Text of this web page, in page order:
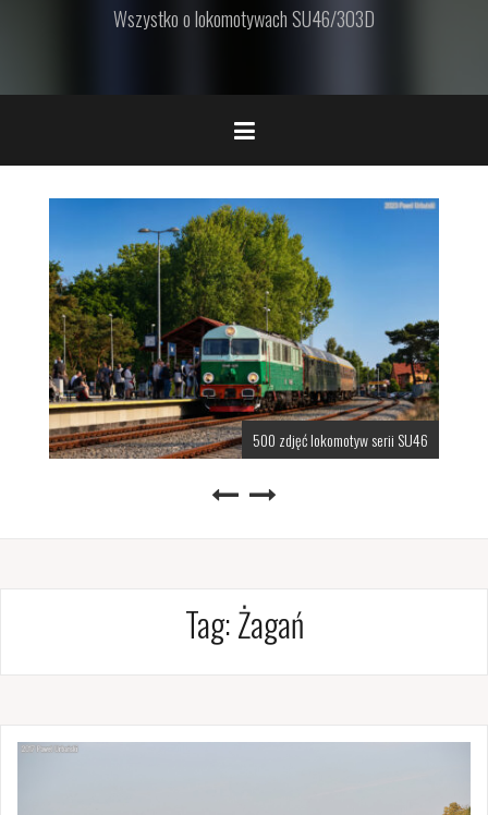
Wszystko o lokomotywach SU46/303D
500 zdjęć lokomotyw serii SU46
Tag:Żagań